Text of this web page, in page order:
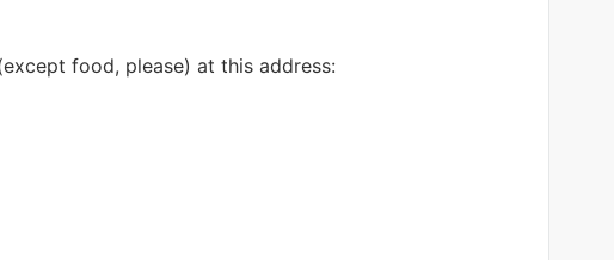
food, please) at this address: